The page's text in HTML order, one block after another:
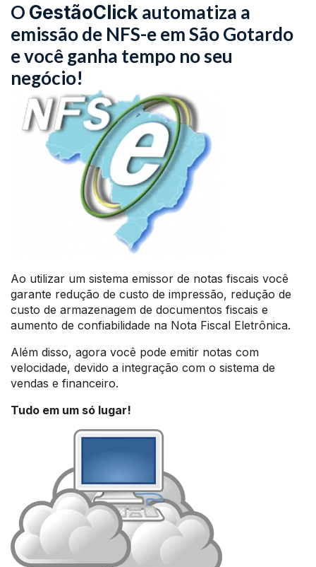
O GestãoClick automatiza a
emissão de NFS-e em São Gotardo
e você ganha tempo no seu
negócio!
Ao utilizar um sistema emissor de notas fiscais você
garante redução de custo de impressão, redução de
custo de armazenagem de documentos fiscais e
aumento de confiabilidade na Nota Fiscal Eletrônica.
Além disso, agora você pode emitir notas com
velocidade, devido a integração com o sistema de
vendas e financeiro.
Tudo em um só lugar!